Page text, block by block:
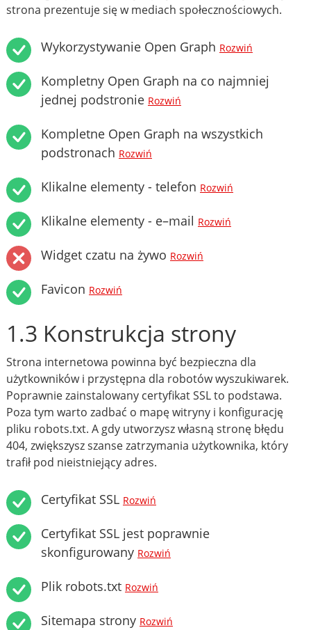
strona prezentuje się w mediach społecznościowych.
Wykorzystywanie Open Graph Rozwiń
Kompletny Open Graph na co najmniej
jednej podstronie Rozwiń
Kompletne Open Graph na wszystkich
podstronach Rozwiń
Klikalne elementy - telefon Rozwiń
Klikalne elementy - e–mail Rozwiń
Widget czatu na żywo Rozwiń
Favicon Rozwiń
1.3 Konstrukcja strony
Strona internetowa powinna być bezpieczna dla
użytkowników i przystępna dla robotów wyszukiwarek.
Poprawnie zainstalowany certyfikat SSL to podstawa.
Poza tym warto zadbać o mapę witryny i konfigurację
pliku robots.txt. A gdy utworzysz własną stronę błędu
404, zwiększysz szanse zatrzymania użytkownika, który
trafił pod nieistniejący adres.
Certyfikat SSL Rozwiń
Certyfikat SSL jest poprawnie
skonfigurowany Rozwiń
Plik robots.txt Rozwiń
Sitemapa strony Rozwiń